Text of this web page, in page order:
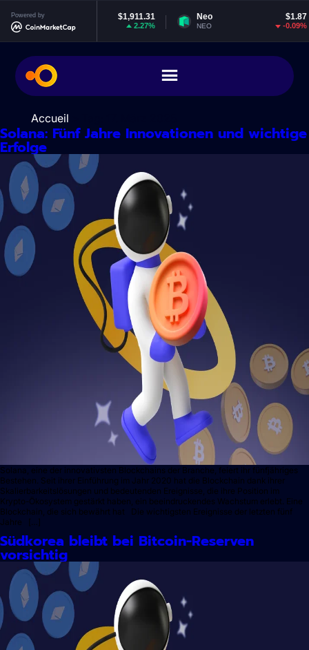
Inhalt
Powered by
Ethereum $1,911.31
ETH 2.27%
Neo $1.87
NEO -0.09%
Accueil
Solana: Fünf Jahre Innovationen und wichtige
Erfolge
Solana, eine der innovativsten Blockchains der Branche, feiert ihr fünfjähriges
Bestehen. Seit ihrer Einführung im Jahr 2020 hat die Blockchain dank ihrer
Skalierbarkeitslösungen und bedeutenden Ereignisse, die ihre Position im
Krypto-Ökosystem gestärkt haben, ein beeindruckendes Wachstum erlebt. Eine
Blockchain, die sich bewährt hat Die wichtigsten Ereignisse der letzten fünf
Jahre […]
Südkorea bleibt bei Bitcoin-Reserven
vorsichtig